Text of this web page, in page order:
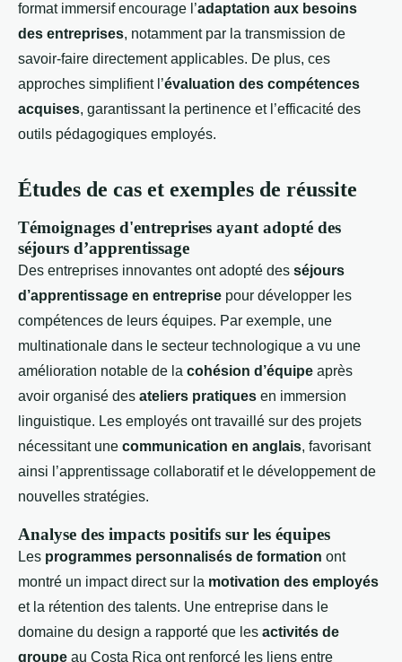
format immersif encourage l’adaptation aux besoins
des entreprises, notamment par la transmission de
savoir-faire directement applicables. De plus, ces
approches simplifient l’évaluation des compétences
acquises, garantissant la pertinence et l’efficacité des
outils pédagogiques employés.
Études de cas et exemples de réussite
Témoignages d'entreprises ayant adopté des
séjours d’apprentissage
Des entreprises innovantes ont adopté des séjours
d’apprentissage en entreprise pour développer les
compétences de leurs équipes. Par exemple, une
multinationale dans le secteur technologique a vu une
amélioration notable de la cohésion d’équipe après
avoir organisé des ateliers pratiques en immersion
linguistique. Les employés ont travaillé sur des projets
nécessitant une communication en anglais, favorisant
ainsi l’apprentissage collaboratif et le développement de
nouvelles stratégies.
Analyse des impacts positifs sur les équipes
Les programmes personnalisés de formation ont
montré un impact direct sur la motivation des employés
et la rétention des talents. Une entreprise dans le
domaine du design a rapporté que les activités de
groupe au Costa Rica ont renforcé les liens entre